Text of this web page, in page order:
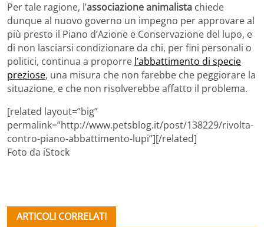
Per tale ragione, l’associazione animalista chiede
dunque al nuovo governo un impegno per approvare al
più presto il Piano d’Azione e Conservazione del lupo, e
di non lasciarsi condizionare da chi, per fini personali o
politici, continua a proporre l’abbattimento di specie
preziose, una misura che non farebbe che peggiorare la
situazione, e che non risolverebbe affatto il problema.
[related layout=”big”
permalink=”http://www.petsblog.it/post/138229/rivolta-
contro-piano-abbattimento-lupi”][/related]
Foto da iStock
ARTICOLI CORRELATI